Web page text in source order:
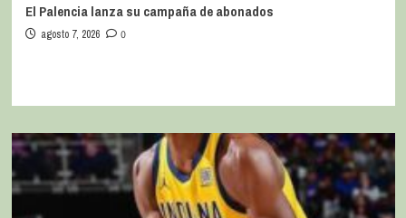
El Palencia lanza su campaña de abonados
agosto 7, 2026 0